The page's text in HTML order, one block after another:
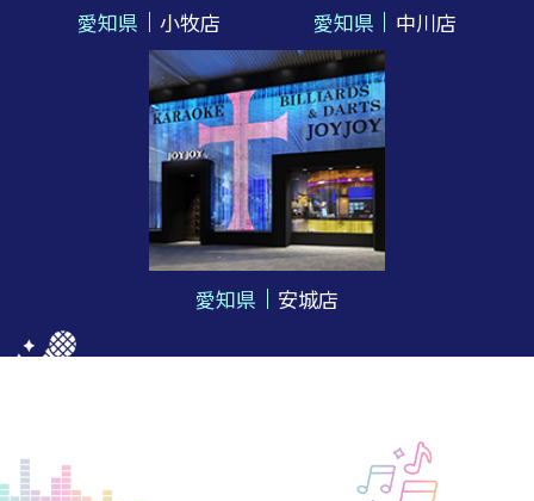
愛知県 小牧店 愛知県 中川店
愛知県 安城店